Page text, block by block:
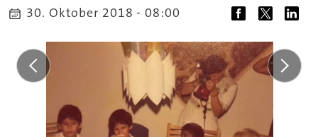
30. Oktober 2018 - 08:00